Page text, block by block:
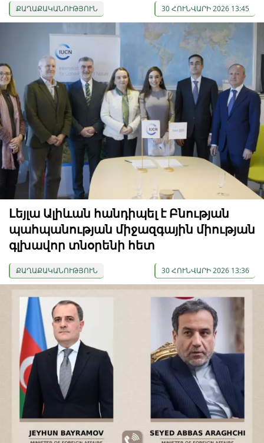
ՔԱՂԱՔԱԿԱՆՈՒԹՅՈՒՆ 30 ՀՈՒՆՎԱՐԻ 2026 13:45
Լեյլա Ալիևան հանդիպել է Բնության
պահպանության միջազգային միության
գլխավոր տնօրենի հետ
ՔԱՂԱՔԱԿԱՆՈՒԹՅՈՒՆ 30 ՀՈՒՆՎԱՐԻ 2026 13:36